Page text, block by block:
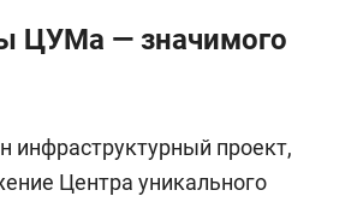
ЦУМа — значимого
инфраструктурный проект,
Центра уникального